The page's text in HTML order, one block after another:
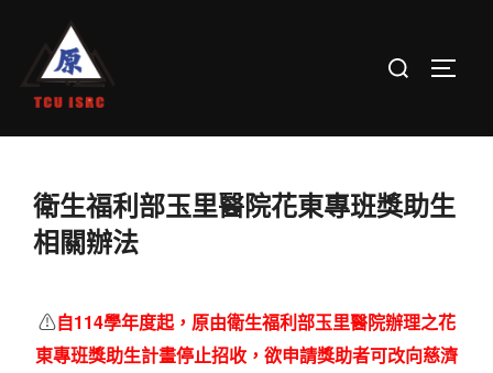
content
Search
衛生福利部玉里醫院花東專班獎助生
相關辦法
⚠自114學年度起，原由衛生福利部玉里醫院辦理之花
東專班獎助生計畫停止招收，欲申請獎助者可改向慈濟